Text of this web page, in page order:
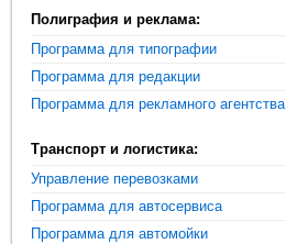
Полиграфия и реклама:
Программа для типографии
Программа для редакции
Программа для рекламного агентства
Транспорт и логистика:
Управление перевозками
Программа для автосервиса
Программа для автомойки